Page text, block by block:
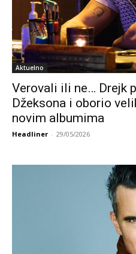
Aktuelno
Verovali ili ne… Drejk
Džeksona i oborio
novim albumima
Headliner - 29/05/2026